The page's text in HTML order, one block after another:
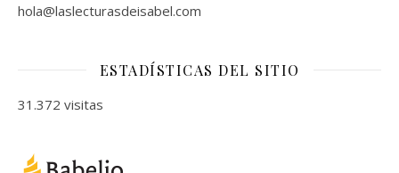
hola@laslecturasdeisabel.com
ESTADÍSTICAS DEL SITIO
31.372 visitas